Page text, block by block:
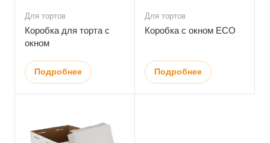
Для тортов
Коробка для торта с
окном
Подробнее
Для тортов
Коробка с окном ECO
Подробнее